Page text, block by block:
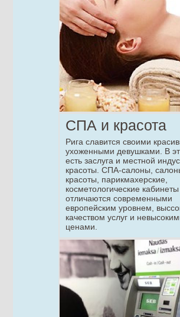
СПА и красота
Рига славится своими
ухоженными девушками. В
есть заслуга и местной
красоты. СПА-салоны,
красоты, парикмахерские,
косметологические кабинеты
отличаются современными
европейским уровнем,
качеством услуг и
ценами.